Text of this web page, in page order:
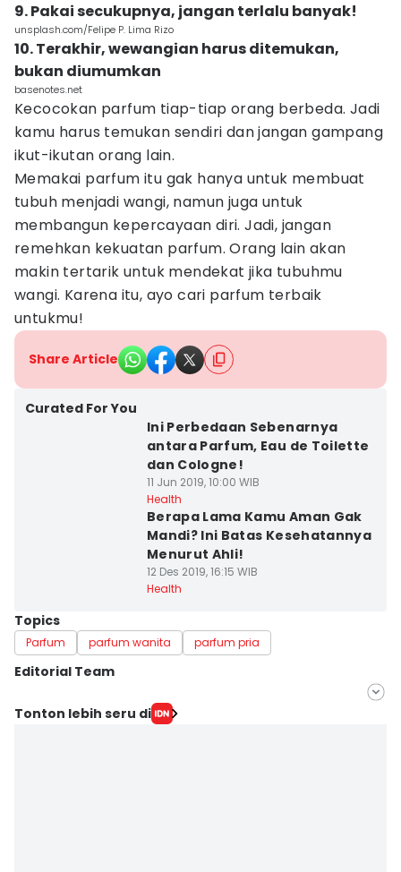
9. Pakai secukupnya, jangan terlalu banyak!
unsplash.com/Felipe P. Lima Rizo
10. Terakhir, wewangian harus ditemukan,
bukan diumumkan
basenotes.net
Kecocokan parfum tiap-tiap orang berbeda. Jadi
kamu harus temukan sendiri dan jangan gampang
ikut-ikutan orang lain.
Memakai parfum itu gak hanya untuk membuat
tubuh menjadi wangi, namun juga untuk
membangun kepercayaan diri. Jadi, jangan
remehkan kekuatan parfum. Orang lain akan
makin tertarik untuk mendekat jika tubuhmu
wangi. Karena itu, ayo cari parfum terbaik
untukmu!
Share Article
Curated For You
Ini Perbedaan Sebenarnya
antara Parfum, Eau de Toilette
dan Cologne!
11 Jun 2019, 10:00 WIB
Health
Berapa Lama Kamu Aman Gak
Mandi? Ini Batas Kesehatannya
Menurut Ahli!
12 Des 2019, 16:15 WIB
Health
Topics
Parfum parfum wanita parfum pria
Editorial Team
Editor
Tonton lebih seru di